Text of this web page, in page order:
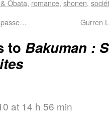
Obata, romance, shonen,
passe… Gurren
to Bakuman :
at 14 h 56 min